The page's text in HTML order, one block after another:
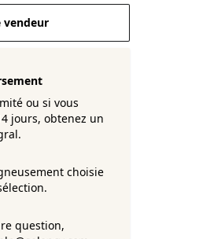
vendeur
ou si vous
jours, obtenez un
choisie
question,